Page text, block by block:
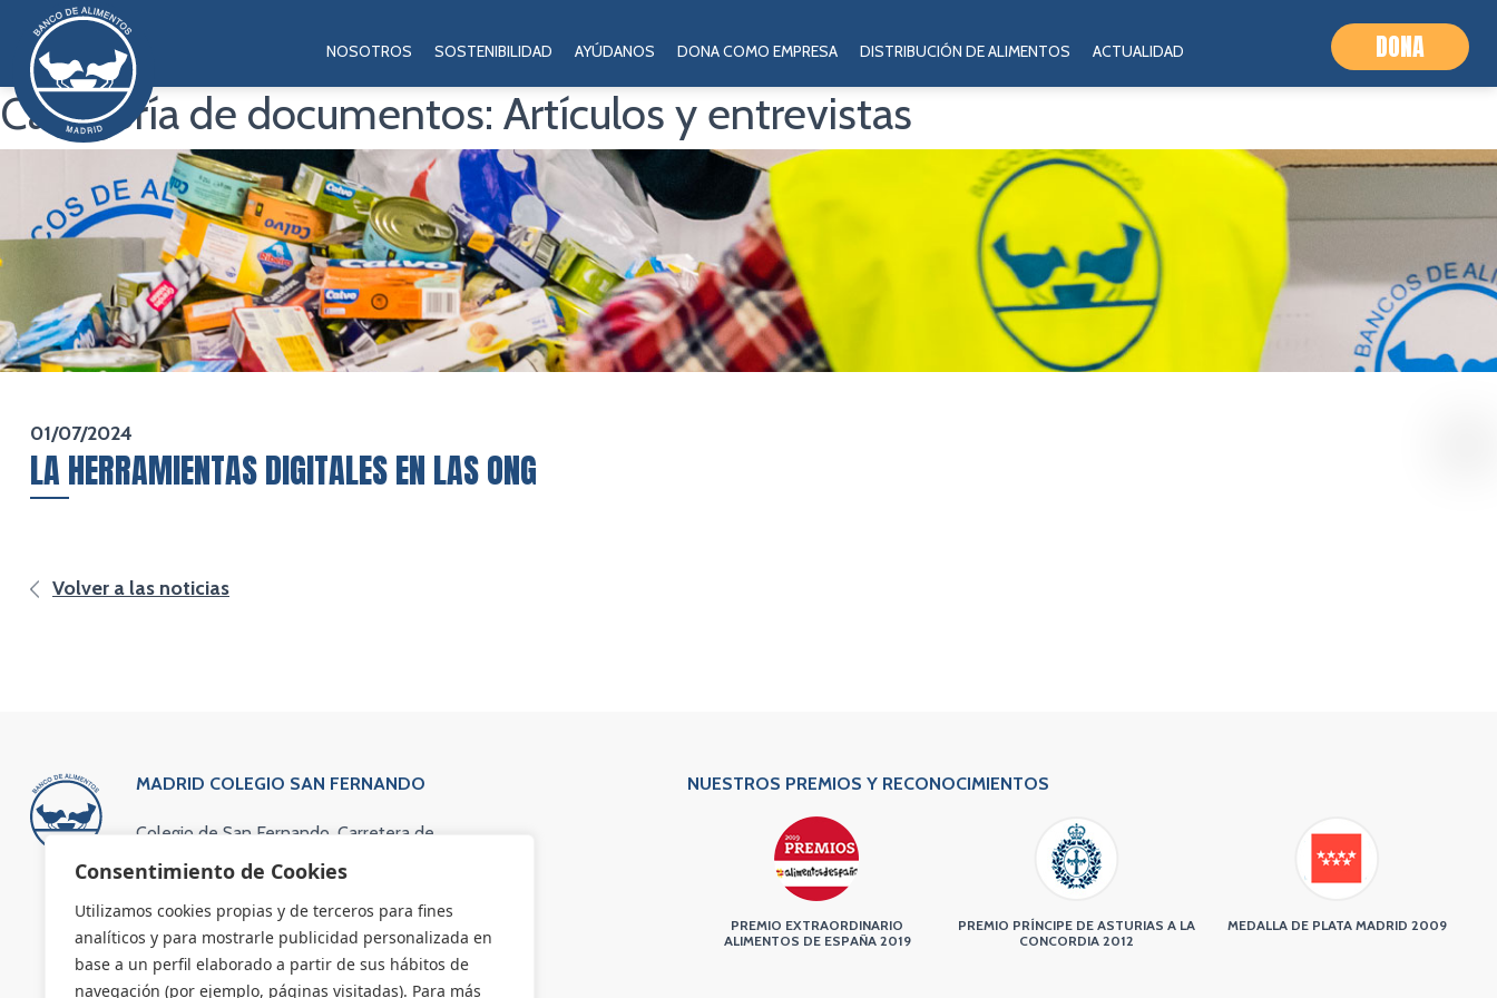
Consentimiento de Cookies
Utilizamos cookies propias y de terceros para fines
analíticos y para mostrarle publicidad personalizada en
base a un perfil elaborado a partir de sus hábitos de
navegación (por ejemplo, páginas visitadas). Para más
NOSOTROS SOSTENIBILIDAD AYÚDANOS DONA COMO EMPRESA DISTRIBUCIÓN DE ALIMENTOS ACTUALIDAD DONA
Categoría de documentos: Artículos y entrevistas
01/07/2024
LA HERRAMIENTAS DIGITALES EN LAS ONG
Volver a las noticias
MADRID COLEGIO SAN FERNANDO
Colegio de San Fernando. Carretera de
(vía de servicio). 28049 Madrid
Teléfono: 91 734 63 83
Email: administracion@bamadrid.org
NUESTROS PREMIOS Y RECONOCIMIENTOS
PREMIO EXTRAORDINARIO
ALIMENTOS DE ESPAÑA 2019
PREMIO PRÍNCIPE DE ASTURIAS A LA
CONCORDIA 2012
MEDALLA DE PLATA MADRID 2009